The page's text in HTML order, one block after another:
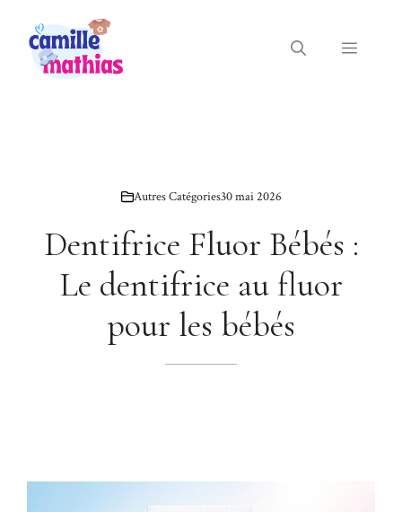
contenu
Menu
Autres Catégories30 mai 2026
Dentifrice Fluor Bébés :
Le dentifrice au fluor
pour les bébés